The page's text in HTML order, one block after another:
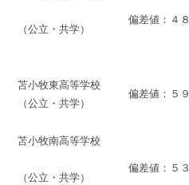
（公立・共学）
偏差値：４８
苫小牧東高等学校
（公立・共学）
偏差値：５９
苫小牧南高等学校
（公立・共学）
偏差値：５３